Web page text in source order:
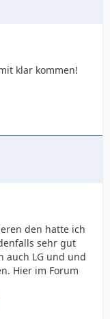
klar kommen!
den hatte ich
sehr gut
auch LG und und
Hier im Forum